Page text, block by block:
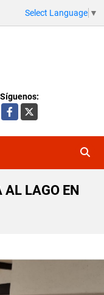
Select Language ▼
Síguenos:
Facebook
X
AL LAGO EN